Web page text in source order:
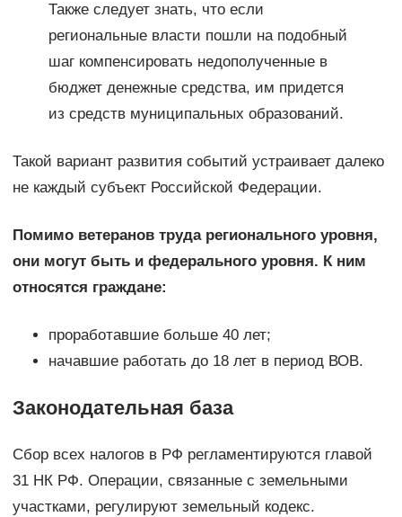
Также следует знать, что если
региональные власти пошли на подобный
шаг компенсировать недополученные в
бюджет денежные средства, им придется
из средств муниципальных образований.
Такой вариант развития событий устраивает далеко
не каждый субъект Российской Федерации.
Помимо ветеранов труда регионального уровня,
они могут быть и федерального уровня. К ним
относятся граждане:
проработавшие больше 40 лет;
начавшие работать до 18 лет в период ВОВ.
Законодательная база
Сбор всех налогов в РФ регламентируются главой
31 НК РФ. Операции, связанные с земельными
участками, регулируют земельный кодекс.